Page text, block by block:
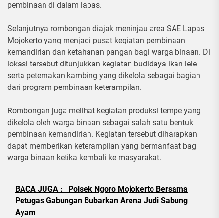
pembinaan di dalam lapas.
Selanjutnya rombongan diajak meninjau area SAE Lapas
Mojokerto yang menjadi pusat kegiatan pembinaan
kemandirian dan ketahanan pangan bagi warga binaan. Di
lokasi tersebut ditunjukkan kegiatan budidaya ikan lele
serta peternakan kambing yang dikelola sebagai bagian
dari program pembinaan keterampilan.
Rombongan juga melihat kegiatan produksi tempe yang
dikelola oleh warga binaan sebagai salah satu bentuk
pembinaan kemandirian. Kegiatan tersebut diharapkan
dapat memberikan keterampilan yang bermanfaat bagi
warga binaan ketika kembali ke masyarakat.
BACA JUGA :
Polsek Ngoro Mojokerto Bersama
Petugas Gabungan Bubarkan Arena Judi Sabung
Ayam